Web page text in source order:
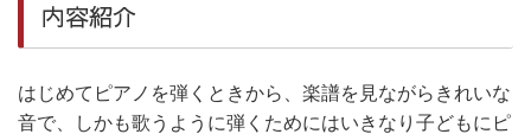
内容紹介
はじめてピアノを弾くときから、楽譜を見ながらきれいな
音で、しかも歌うように弾くためにはいきなり子どもにピ